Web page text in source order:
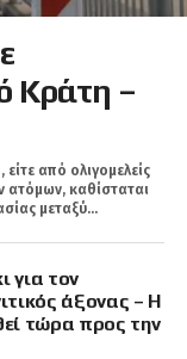
Κράτη –
από ολιγομελείς
ατόμων, καθίσταται
μεταξύ...
για τον
άξονας – Η
τώρα προς την